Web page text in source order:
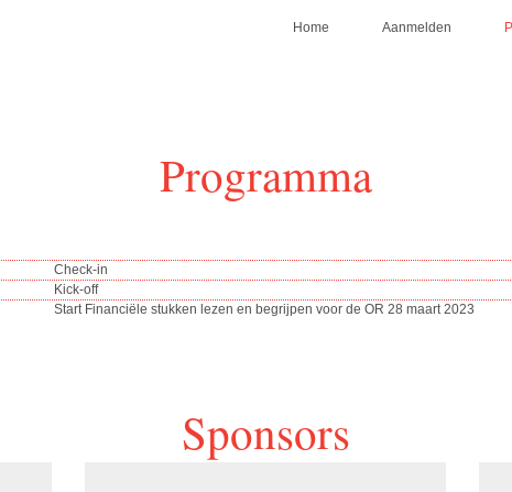
Home Aanmelden
Programma
Check-in
Kick-off
Start Financiële stukken lezen en begrijpen voor de OR 28 maart 2023
Sponsors